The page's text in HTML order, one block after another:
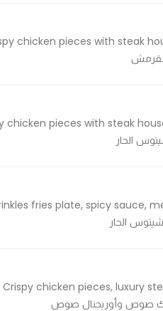
الحار
الحار
صوص وأوريجنال صوص